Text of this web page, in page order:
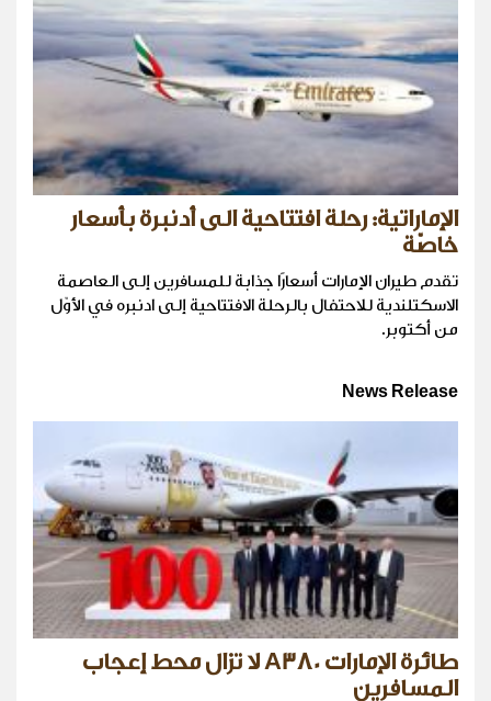
الإماراتية: رحلة افتتاحية الى أدنبرة بأسعار
خاصّة
تقدم طيران الإمارات أسعارًا جذابة للمسافرين إلى العاصمة
الاسكتلندية للاحتفال بالرحلة الافتتاحية إلى ادنبره في الأوّل
من أكتوبر.
News Release
طائرة الإمارات A380 لا تزال محط إعجاب
المسافرين